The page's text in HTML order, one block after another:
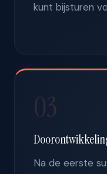
kunt bijsturen
03
Na de eerste